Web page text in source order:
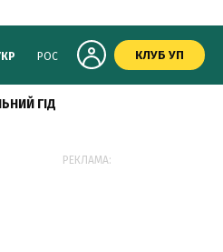
РОС КЛУБ УП
ГІД
РЕКЛАМА: